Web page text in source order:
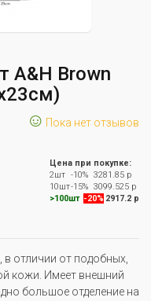
A&H Brown
☺ Пока нет отзывов
Цена при покупке:
2шт -10% 3281.85 р
10шт-15% 3099.525 р
>100шт -20% 2917.2 р
отличии от подобных,
кожи. Имеет внешний
большое отделение на